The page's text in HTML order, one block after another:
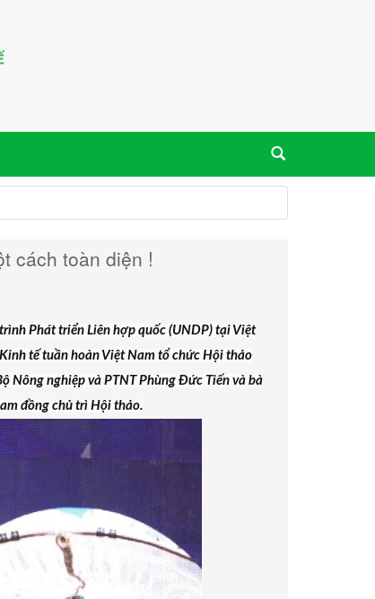
cách toàn diện !
Phát triển Liên hợp quốc (UNDP) tại Việt
tế tuần hoàn Việt Nam tổ chức Hội thảo
Nông nghiệp và PTNT Phùng Đức Tiến và bà
đồng chủ trì Hội thảo.